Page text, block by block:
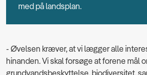
med på landsplan.
- Øvelsen kræver, at vi lægger alle
hinanden. Vi skal forsøge at forene mål